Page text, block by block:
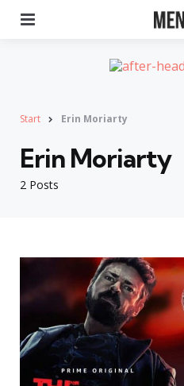
Start Erin Moriarty
2 Posts
Erin Moriarty